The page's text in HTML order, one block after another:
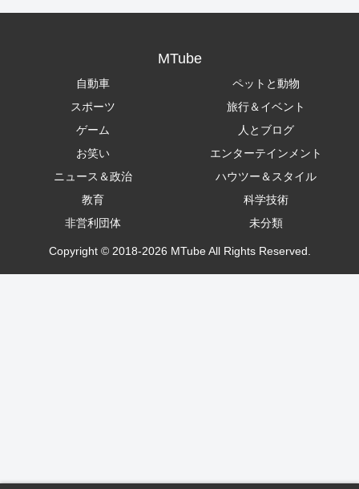
MTube
自動車
ペットと動物
スポーツ
旅行＆イベント
ゲーム
人とブログ
お笑い
エンターテインメント
ニュース＆政治
ハウツー＆スタイル
教育
科学技術
非営利団体
未分類
Copyright © 2018-2026 MTube All Rights Reserved.